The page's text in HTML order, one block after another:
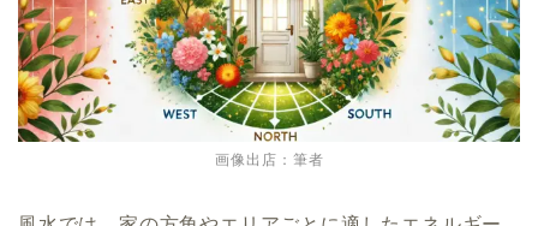
画像出店：筆者